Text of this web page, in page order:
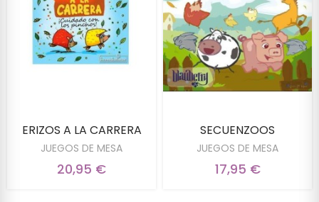
ERIZOS A LA CARRERA
JUEGOS DE MESA
20,95 €
SECUENZOOS
JUEGOS DE MESA
17,95 €